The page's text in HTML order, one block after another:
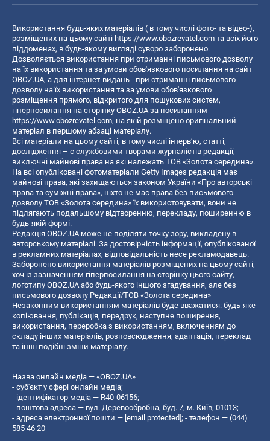
Використання будь-яких матеріалів ( в тому числі фото- та відео-),
розміщених на цьому сайті https://www.obozrevatel.com та всіх його
піддоменах, в будь-якому вигляді суворо заборонено.
Дозволяється використання при отриманні письмового дозволу
на їх використання та за умови обов'язкового посилання на сайт
OBOZ.UA, а для інтернет-видань - при отриманні письмового
дозволу на їх використання та за умови обов'язкового
розміщення прямого, відкритого для пошукових систем,
гіперпосилання на сторінку OBOZ.UA за посиланням
https://www.obozrevatel.com, на якій розміщено оригінальний
матеріал в першому абзаці матеріалу.
Всі матеріали на цьому сайті, в тому числі інтерв’ю, статті,
дослідження – є службовими творами журналістів редакції,
виключні майнові права на які належать ТОВ «Золота середина».
На всі опубліковані фотоматеріали Getty Images редакція має
майнові права, які захищаються законом України «Про авторські
права та суміжні права», ніхто не має права без письмового
дозволу ТОВ «Золота середина» їх використовувати, вони не
підлягають подальшому відтворенню, перекладу, поширенню в
будь-якій формі.
Редакція OBOZ.UA може не поділяти точку зору, викладену в
авторському матеріалі. За достовірність інформації, опублікованої
в рекламних матеріалах, відповідальність несе рекламодавець.
Заборонено використання матеріалів розміщених на цьому сайті,
хоч із зазначенням гіперпосилання на сторінку цього сайту,
логотипу OBOZ.UA або будь-якого іншого згадування, але без
письмового дозволу Редакції/ТОВ «Золота середина»
Незаконним використанням матеріалів буде вважатися: будь-яке
копiювання, публiкацiя, передрук, наступне поширення,
використання, переробка з використанням, включенням до
складу інших матеріалів, розповсюдження, адаптація, переклад
та інші подібні зміни матеріалу.
Назва онлайн медіа — «OBOZ.UA»
- суб'єкт у сфері онлайн медіа;
- ідентифікатор медіа — R40-06156;
- поштова адреса — вул. Деревообробна, буд. 7, м. Київ, 01013;
- адреса електронної пошти — [email protected]; - телефон — (044)
585 46 20